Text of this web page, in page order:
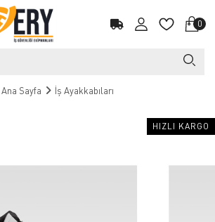
0
Ana Sayfa İş Ayakkabıları
HIZLI KARGO